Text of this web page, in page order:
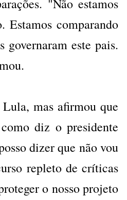
"Não estamos
Estamos comparando
governaram este pais.
mas afirmou que
diz o presidente
dizer que não vou
repleto de críticas
o nosso projeto